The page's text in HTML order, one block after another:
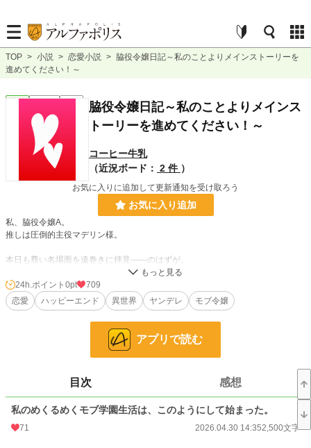
TOP > 小説 > 恋愛小説 >
脇役令嬢日記～私のことよりメインストーリーを
進めてください！～
恋愛 連載中 長編
脇役令嬢日記～私のことよりメインス
トーリーを進めてください！～
コーヒー牛乳
（近況ボード： 2 件 ）
お気に入りに追加して更新通知を受け取ろう
お気に入り追加
私、脇役令嬢A。
推しは圧倒的主役マデリン様。
本日も尊い名場面を遠巻きに拝見――のはずが。
「そちらばかりではなく、私の方も見て？」
……隣にいるの、闇落ち予備軍の王子様なんですが！？
執着強め、視線重め、好感度バグ気味。
このままではメインストーリーがホラーに傾きます！
推しの人生を守るため、私は今日も王子の闇落ちを全力阻止。
だから本当に、私のことよりメインストーリーを進めてください！！
66,320 位 / 66,320 件
お気に入り 63
24h.ポイント 0pt
709
恋愛
ハッピーエンド 異世界 ヤンデレ モブ令嬢
アプリで読む
目次 感想
私のめくるめくモブ学園生活は、このようにして始まった。
71 2026.04.30 14:352,500文字